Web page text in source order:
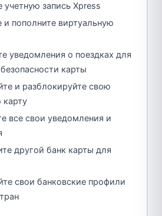
запись Xpress
пополните виртуальную
уведомления о поездках для
карты
и разблокируйте свою
карту
все свои уведомления и
другой банк карты для
свои банковские профили